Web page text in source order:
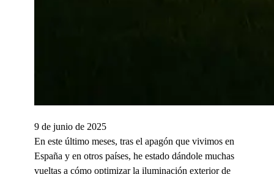
9 de junio de 2025
En este último meses, tras el apagón que vivimos en
España y en otros países, he estado dándole muchas
vueltas a cómo optimizar la iluminación exterior de